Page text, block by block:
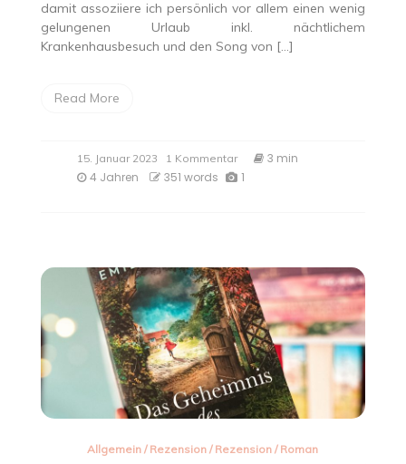
damit assoziiere ich persönlich vor allem einen wenig
gelungenen Urlaub inkl. nächtlichem
Krankenhausbesuch und den Song von […]
Read More
15. Januar 2023 1 Kommentarzu
„Wenn
von
Richard
Brandes,
erschienen
im
Emons-
Verlag
3 min
4 Jahren
351 words 1
Allgemein / Rezension / Rezension / Roman